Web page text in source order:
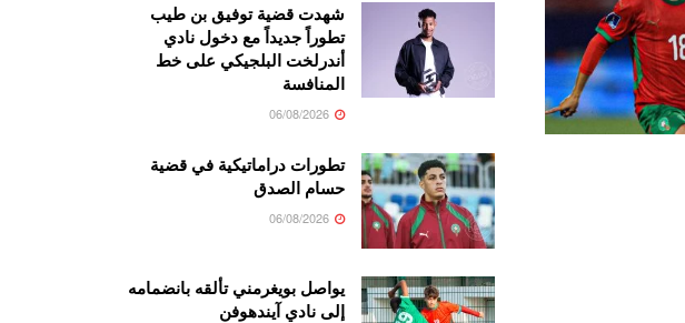
شهدت قضية توفيق بن طيب
تطوراً جديداً مع دخول نادي
أندرلخت البلجيكي على خط
المنافسة
تطورات دراماتيكية في قضية
حسام الصدق
يواصل بويغرمني تألقه بانضمامه
إلى نادي آيندهوفن